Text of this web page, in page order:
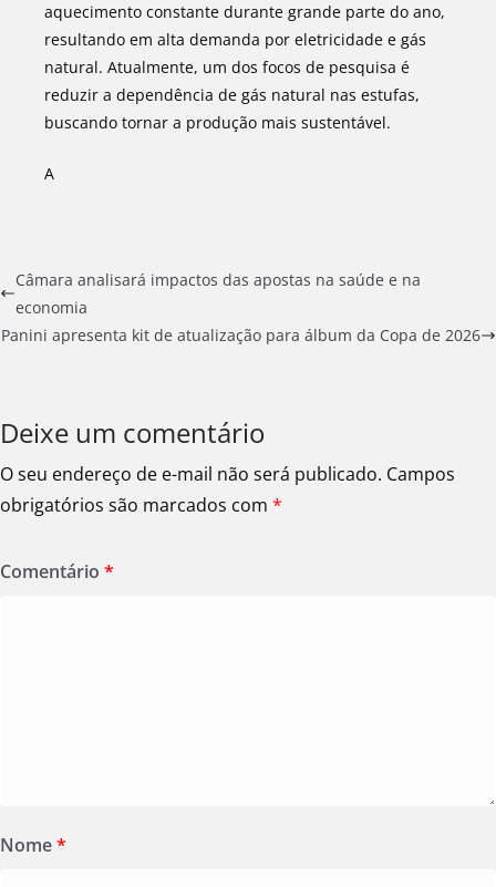
aquecimento constante durante grande parte do ano,
resultando em alta demanda por eletricidade e gás
natural. Atualmente, um dos focos de pesquisa é
reduzir a dependência de gás natural nas estufas,
buscando tornar a produção mais sustentável.
A
Câmara analisará impactos das apostas na saúde e na
economia
Panini apresenta kit de atualização para álbum da Copa de 2026
Deixe um comentário
O seu endereço de e-mail não será publicado. Campos
obrigatórios são marcados com *
Comentário *
Nome*